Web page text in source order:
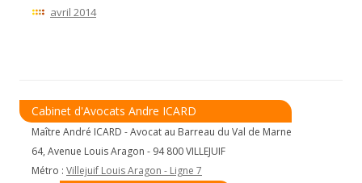
avril 2014
Cabinet d'Avocats Andre ICARD
Maître André ICARD - Avocat au Barreau du Val de Marne
64, Avenue Louis Aragon - 94 800 VILLEJUIF
Métro : Villejuif Louis Aragon - Ligne 7